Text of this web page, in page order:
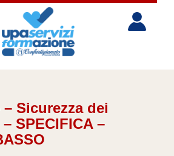
– Sicurezza dei
SPECIFICA –